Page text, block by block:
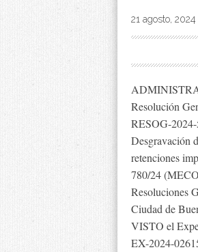
By|
21 agosto, 2024
Resolución
RESOG-
Desgravación
retenciones
780/24
Resoluciones
Ciudad de
VISTO el
EX-2024-